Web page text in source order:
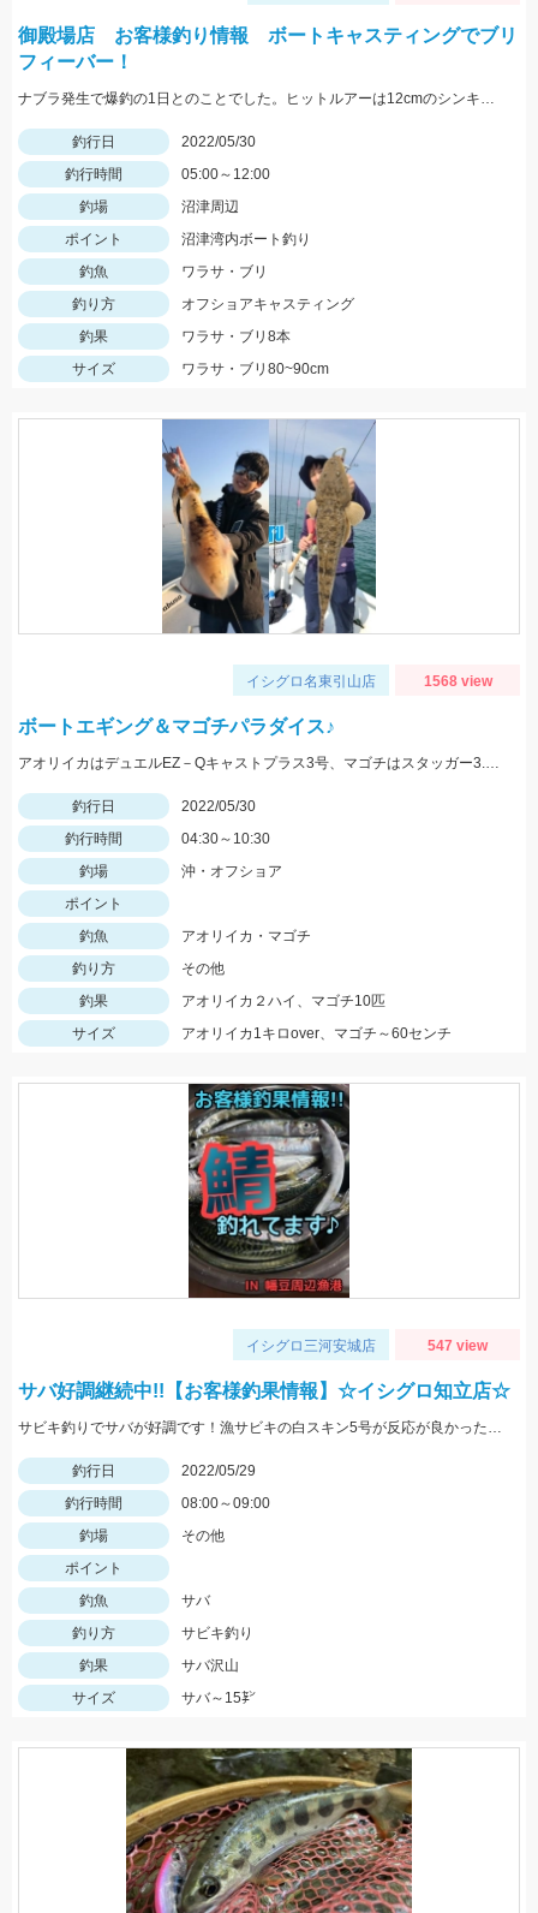
御殿場店 お客様釣り情報 ボートキャスティングでブリ
フィーバー！
ナブラ発生で爆釣の1日とのことでした。ヒットルアーは12cmのシンキングペンシル。 90㎝クラスの大型ブリ。おめでとうございます！
釣行日
2022/05/30
釣行時間
05:00～12:00
釣場
沼津周辺
ポイント
沼津湾内ボート釣り
釣魚
ワラサ・ブリ
釣り方
オフショアキャスティング
釣果
ワラサ・ブリ8本
サイズ
ワラサ・ブリ80~90cm
イシグロ名東引山店 1568 view
ボートエギング＆マゴチパラダイス♪
アオリイカはデュエルEZ－Qキャストプラス3号、マゴチはスタッガー3.5インチやカバークローグランデにヒット！
釣行日
2022/05/30
釣行時間
04:30～10:30
釣場
沖・オフショア
ポイント
釣魚
アオリイカ・マゴチ
釣り方
その他
釣果
アオリイカ２ハイ、マゴチ10匹
サイズ
アオリイカ1キロover、マゴチ～60センチ
イシグロ三河安城店 547 view
サバ好調継続中!!【お客様釣果情報】☆イシグロ知立店☆
サビキ釣りでサバが好調です！漁サビキの白スキン5号が反応が良かったそうです♪
釣行日
2022/05/29
釣行時間
08:00～09:00
釣場
その他
ポイント
釣魚
サバ
釣り方
サビキ釣り
釣果
サバ沢山
サイズ
サバ～15㌢